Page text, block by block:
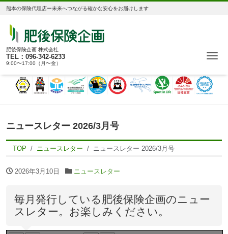
熊本の保険代理店ー未来へつながる確かな安心をお届けします
肥後保険企画 株式会社
TEL：096-342-6233
9:00〜17:00（月〜金）
ニュースレター 2026/3月号
TOP ニュースレター ニュースレター 2026/3月号
2026年3月10日 ニュースレター
毎月発行している肥後保険企画のニュー
スレター。お楽しみください。